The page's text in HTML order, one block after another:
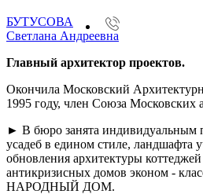
БУТУСОВА
Светлана Андреевна
Главный архитектор проектов.
Окончила Московский
1995 году, член Союза Московских
► В бюро занята индивидуальным
усадеб в едином стиле, ландшафта
обновления архитектуры
антикризисных домов эконом -
НАРОДНЫЙ ДОМ.